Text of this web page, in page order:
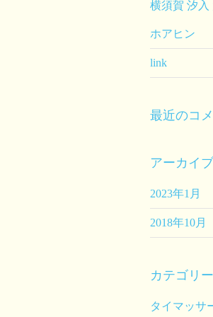
横須賀 汐入
ホアヒン
link
最近のコ
アーカイブ
2023年1月
2018年10月
カテゴリー
タイマッサ